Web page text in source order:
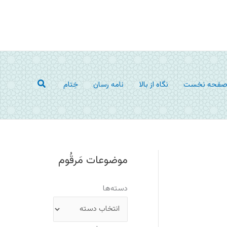
نخست نگاه از بالا نامه رسان خِتام جستجو
موضوعات مَرقُوم
دسته‌ها